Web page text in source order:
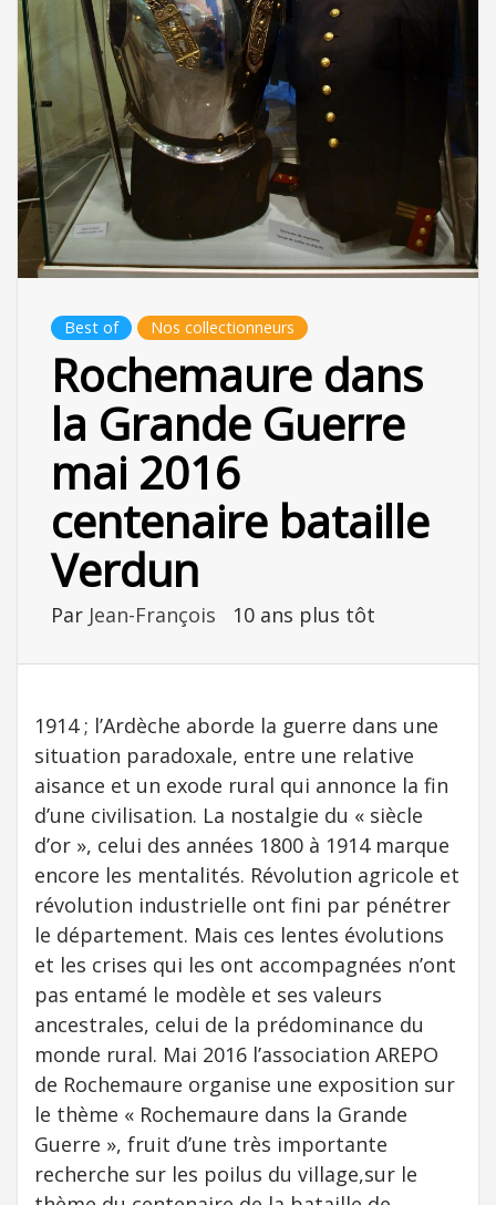
Best of Nos collectionneurs
Rochemaure dans
la Grande Guerre
mai 2016
centenaire bataille
Verdun
Par Jean-François 10 ans plus tôt
1914 ; l’Ardèche aborde la guerre dans une
situation paradoxale, entre une relative
aisance et un exode rural qui annonce la fin
d’une civilisation. La nostalgie du « siècle
d’or », celui des années 1800 à 1914 marque
encore les mentalités. Révolution agricole et
révolution industrielle ont fini par pénétrer
le département. Mais ces lentes évolutions
et les crises qui les ont accompagnées n’ont
pas entamé le modèle et ses valeurs
ancestrales, celui de la prédominance du
monde rural. Mai 2016 l’association AREPO
de Rochemaure organise une exposition sur
le thème « Rochemaure dans la Grande
Guerre », fruit d’une très importante
recherche sur les poilus du village,sur le